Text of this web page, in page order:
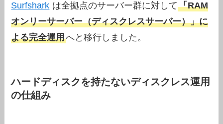
Surfshark は全拠点のサーバー群に対して「RAM
オンリーサーバー（ディスクレスサーバー）」に
よる完全運用へと移行しました。
ハードディスクを持たないディスクレス運用
の仕組み